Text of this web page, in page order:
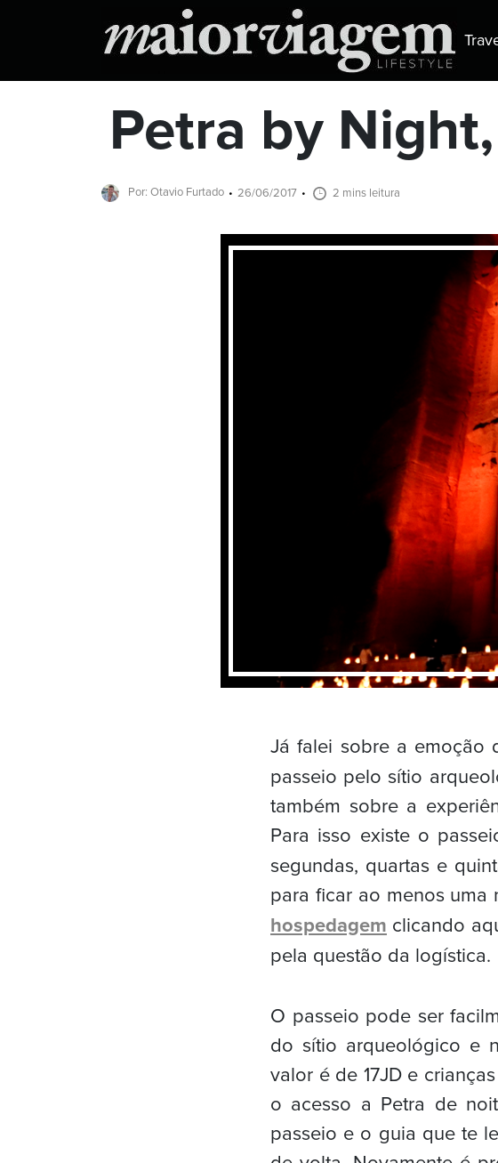
Petra by
Por: Otavio Furtado 26/06/2017 2 mins leitura
Já falei sobre a emoção
passeio pelo sítio
também sobre a
Para isso existe o
segundas, quartas e
para ficar ao menos uma
hospedagem clicando
pela questão da logística.
O passeio pode ser
do sítio arqueológico e
valor é de 17JD e
o acesso a Petra de
passeio e o guia que te